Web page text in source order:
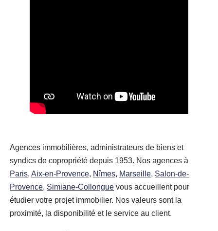
Agences immobilières, administrateurs de biens et
syndics de copropriété depuis 1953. Nos agences à
Paris, Aix-en-Provence, Nîmes, Marseille, Salon-de-
Provence, Simiane-Collongue vous accueillent pour
étudier votre projet immobilier. Nos valeurs sont la
proximité, la disponibilité et le service au client.